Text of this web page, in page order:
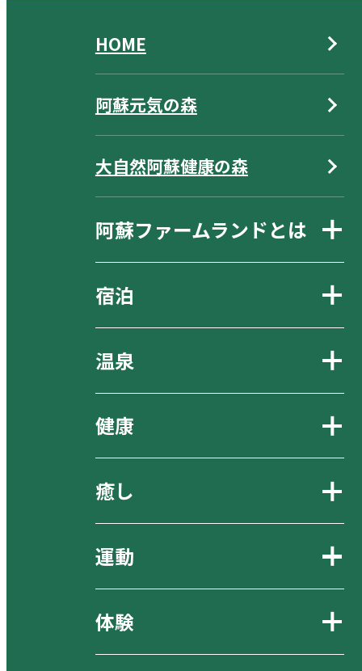
HOME
阿蘇元気の森
大自然阿蘇健康の森
阿蘇ファームランドとは
宿泊
温泉
健康
癒し
運動
体験